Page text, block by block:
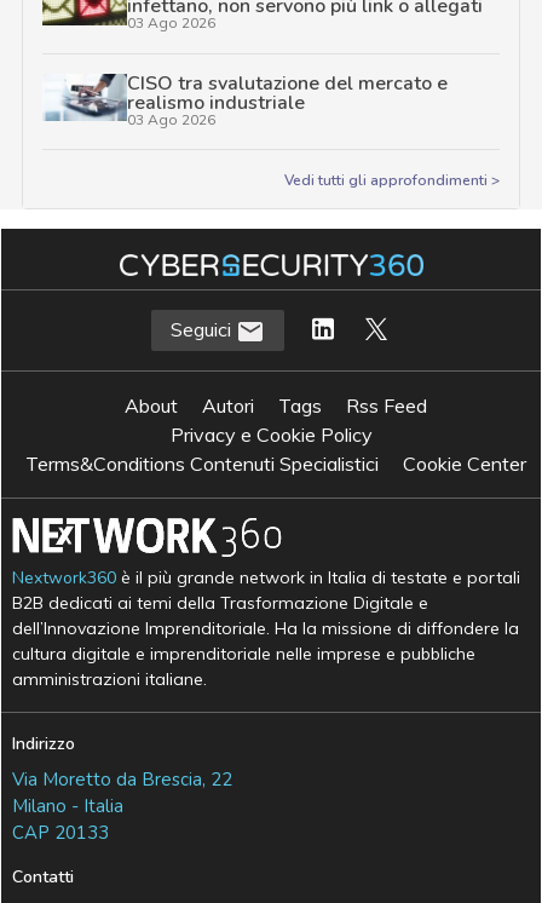
infettano, non servono più link o allegati
03 Ago 2026
CISO tra svalutazione del mercato e
realismo industriale
03 Ago 2026
Vedi tutti gli approfondimenti >
Seguici
About Autori Tags
Rss Feed
Privacy e Cookie Policy
Terms&Conditions Contenuti Specialistici
Cookie Center
Nextwork360 è il più grande network in Italia di testate e portali
B2B dedicati ai temi della Trasformazione Digitale e
dell’Innovazione Imprenditoriale. Ha la missione di diffondere la
cultura digitale e imprenditoriale nelle imprese e pubbliche
amministrazioni italiane.
Indirizzo
Via Moretto da Brescia, 22
Milano - Italia
CAP 20133
Contatti